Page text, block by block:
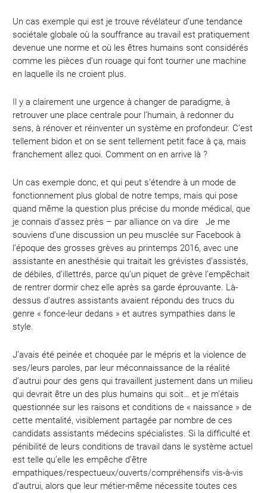
Un cas exemple qui est je trouve révélateur d’une tendance
sociétale globale où la souffrance au travail est pratiquement
devenue une norme et où les êtres humains sont considérés
comme les pièces d’un rouage qui font tourner une machine
en laquelle ils ne croient plus.
Il y a clairement une urgence à changer de paradigme, à
retrouver une place centrale pour l’humain, à redonner du
sens, à rénover et réinventer un système en profondeur. C’est
tellement bidon et on se sent tellement petit face à ça, mais
franchement allez quoi. Comment on en arrive là ?
Un cas exemple donc, et qui peut s’étendre à un mode de
fonctionnement plus global de notre temps, mais qui pose
quand même la question plus précise du monde médical, que
je connais d’assez près – par alliance on va dire Je me
souviens d’une discussion un peu musclée sur Facebook à
l’époque des grosses grèves au printemps 2016, avec une
assistante en anesthésie qui traitait les grévistes d’assistés,
de débiles, d’illettrés, parce qu’un piquet de grève l’empêchait
de rentrer dormir chez elle après sa garde éprouvante. Là-
dessus d’autres assistants avaient répondu des trucs du
genre « fonce-leur dedans » et autres sympathies dans le
style.
J’avais été peinée et choquée par le mépris et la violence de
ses/leurs paroles, par leur méconnaissance de la réalité
d’autrui pour des gens qui travaillent justement dans un milieu
qui devrait être un des plus humains qui soit… et je m’étais
questionnée sur les raisons et conditions de « naissance » de
cette mentalité, visiblement partagée par nombre de ces
candidats assistants médecins spécialistes. Si la difficulté et
pénibilité de leurs conditions de travail dans le système actuel
est telle qu’elle les empêche d’être
empathiques/respectueux/ouverts/compréhensifs vis-à-vis
d’autrui, alors que leur métier-même nécessite toutes ces